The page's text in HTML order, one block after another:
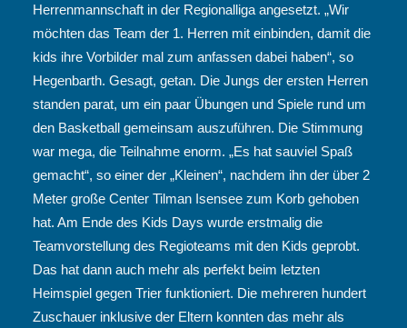
Herrenmannschaft in der Regionalliga angesetzt. „Wir
möchten das Team der 1. Herren mit einbinden, damit die
kids ihre Vorbilder mal zum anfassen dabei haben“, so
Hegenbarth. Gesagt, getan. Die Jungs der ersten Herren
standen parat, um ein paar Übungen und Spiele rund um
den Basketball gemeinsam auszuführen. Die Stimmung
war mega, die Teilnahme enorm. „Es hat sauviel Spaß
gemacht“, so einer der „Kleinen“, nachdem ihn der über 2
Meter große Center Tilman Isensee zum Korb gehoben
hat. Am Ende des Kids Days wurde erstmalig die
Teamvorstellung des Regioteams mit den Kids geprobt.
Das hat dann auch mehr als perfekt beim letzten
Heimspiel gegen Trier funktioniert. Die mehreren hundert
Zuschauer inklusive der Eltern konnten das mehr als